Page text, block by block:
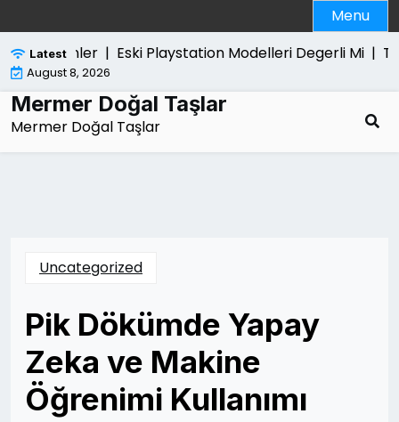
to
content
Menu
Latest
Edilenler |Eski Playstation Modelleri Degerli Mi |
August 8, 2026
Mermer Doğal Taşlar
Mermer Doğal Taşlar
Uncategorized
Pik Dökümde Yapay
Zeka ve Makine
Öğrenimi Kullanımı